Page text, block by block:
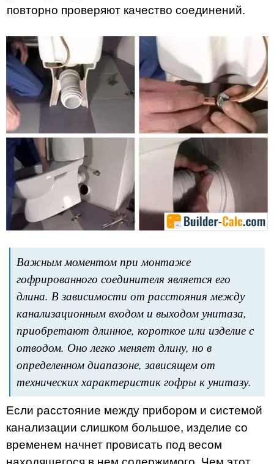
повторно проверяют качество соединений.
Важным моментом при монтаже
гофрированного соединителя является его
длина. В зависимости от расстояния между
канализационным входом и выходом унитаза,
приобретают длинное, короткое или изделие с
отводом. Оно легко меняет длину, но в
определенном диапазоне, зависящем от
технических характеристик гофры к унитазу.
Если расстояние между прибором и системой
канализации слишком большое, изделие со
временем начнет провисать под весом